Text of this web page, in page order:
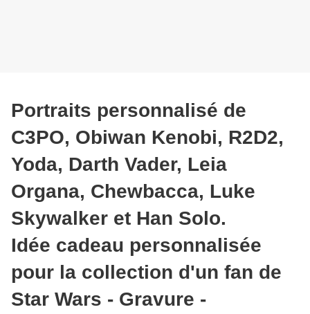
Portraits personnalisé de
C3PO, Obiwan Kenobi, R2D2,
Yoda, Darth Vader, Leia
Organa, Chewbacca, Luke
Skywalker et Han Solo.
Idée cadeau personnalisée
pour la collection d'un fan de
Star Wars - Gravure -